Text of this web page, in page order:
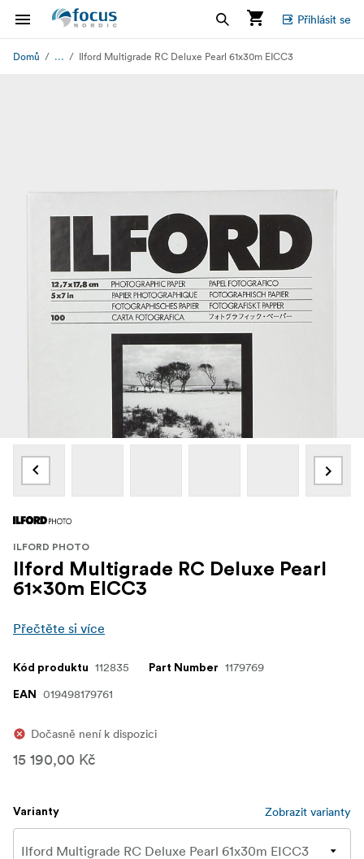
Přihlásit se
Domů ... Ilford Multigrade RC Deluxe Pearl 61x30m EICC3
ILFORD PHOTO
Ilford Multigrade RC Deluxe Pearl
61x30m EICC3
Přečtěte si více
Kód produktu 112835 Part Number 1179769
EAN 019498179761
Dočasně není k dispozici
15 190,00 Kč
Varianty Zobrazit varianty